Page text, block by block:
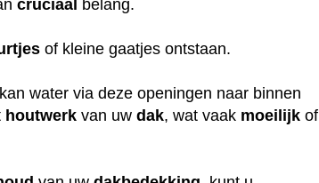
cruciaal belang.
of kleine gaatjes ontstaan.
water via deze openingen naar binnen
houtwerk van uwdak, wat vaak moeilijk of